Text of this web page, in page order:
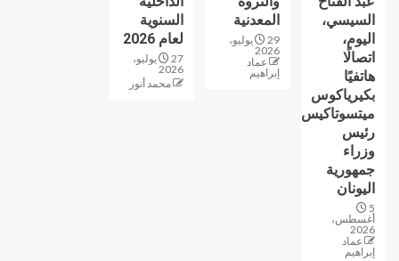
السيسي،
اليوم،
اتصالًا
هاتفيًا
بكيرياكوس
ميتسوتاكيس
رئيس
وزراء
جمهورية
اليونان
5
أغسطس،
2026
عماد
إبراهيم
المعدنية
29 يوليو،
2026
عماد
إبراهيم
السنوية
لعام 2026
27 يوليو،
2026
محمد أنور